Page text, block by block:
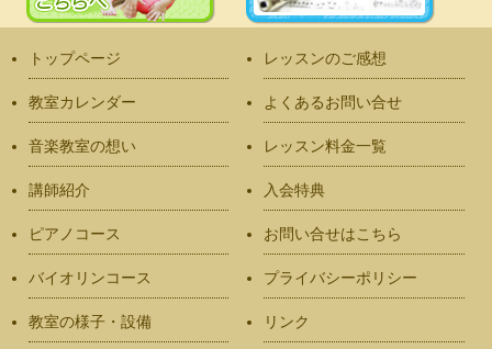
トップページ
教室カレンダー
音楽教室の想い
講師紹介
レッスンのご感想
よくあるお問い合せ
レッスン料金一覧
入会特典
ピアノコース
バイオリンコース
教室の様子・設備
お問い合せはこちら
プライバシーポリシー
リンク